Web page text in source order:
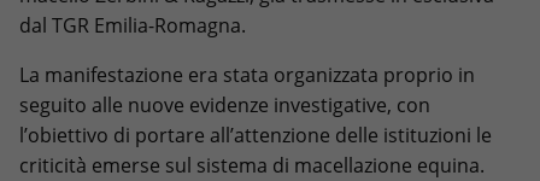
dal TGR Emilia-Romagna.
La manifestazione era stata organizzata proprio in
seguito alle nuove evidenze investigative, con
l’obiettivo di portare all’attenzione delle istituzioni le
criticità emerse sul sistema di macellazione equina.